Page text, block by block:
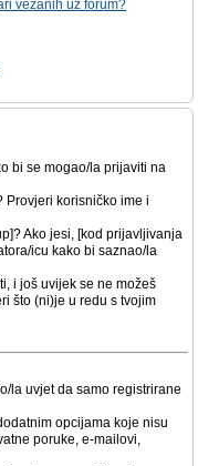
vezanih uz forum?
bi se mogao/la prijaviti na
Provjeri korisničko ime i
Ako jesi, [kod prijavljivanja
icu kako bi saznao/la
i još uvijek se ne možeš
što (ni)je u redu s tvojim
la uvjet da samo registrirane
opcijama koje nisu
poruke, e-mailovi,